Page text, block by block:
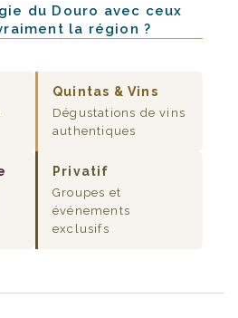
du Douro avec ceux
la région ?
Quintas & Vins
Dégustations de vins
authentiques
Privatif
Groupes et
événements
exclusifs